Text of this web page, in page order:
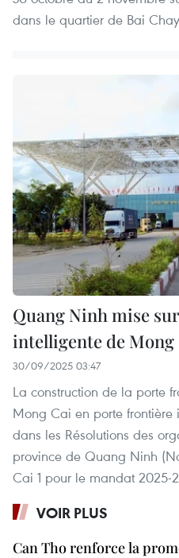
dans le quartier de Bai
Quang Ninh mise
intelligente de Mong
30/09/2025 03:47
La construction de la porte
Mong Cai en porte frontière
dans les Résolutions des
province de Quang Ninh
Cai 1 pour le mandat 2025-
VOIR PLUS
Can Tho renforce la